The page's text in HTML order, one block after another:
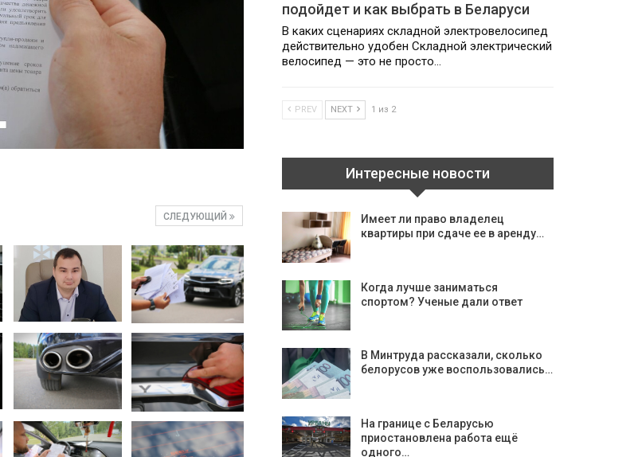
СЛЕДУЮЩИЙ
подойдет и как выбрать в Беларуси
В каких сценариях складной электровелосипед
действительно удобен Складной электрический
велосипед — это не просто…
PREV NEXT 1 из 2
Интересные новости
Имеет ли право владелец
квартиры при сдаче ее в аренду…
Когда лучше заниматься
спортом? Ученые дали ответ
В Минтруда рассказали, сколько
белорусов уже воспользовались…
На границе с Беларусью
приостановлена работа ещё
одного…